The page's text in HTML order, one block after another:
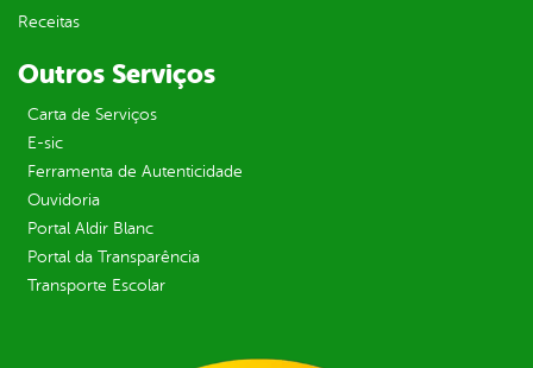
Receitas
Outros Serviços
Carta de Serviços
E-sic
Ferramenta de Autenticidade
Ouvidoria
Portal Aldir Blanc
Portal da Transparência
Transporte Escolar